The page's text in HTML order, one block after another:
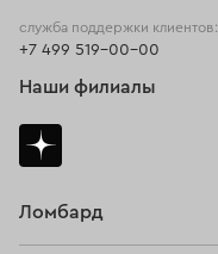
Ломбард
служба поддержки клиентов:
+7 499 519-00-00
Наши филиалы